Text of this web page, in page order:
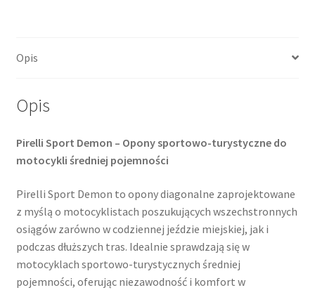
Opis
Opis
Pirelli Sport Demon – Opony sportowo-turystyczne do
motocykli średniej pojemności
Pirelli Sport Demon to opony diagonalne zaprojektowane
z myślą o motocyklistach poszukujących wszechstronnych
osiągów zarówno w codziennej jeździe miejskiej, jak i
podczas dłuższych tras. Idealnie sprawdzają się w
motocyklach sportowo-turystycznych średniej
pojemności, oferując niezawodność i komfort w